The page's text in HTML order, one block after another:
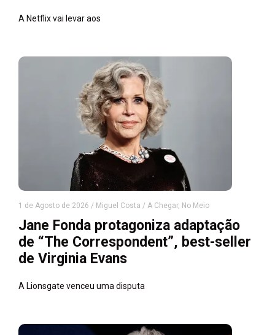
A Netflix vai levar aos
1 de Agosto de 2026 / Miguel Costa / A Chegar, No Meio
Jane Fonda protagoniza adaptação
de “The Correspondent”, best-seller
de Virginia Evans
A Lionsgate venceu uma disputa